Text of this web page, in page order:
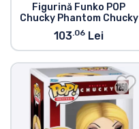
Figurină Funko POP
Chucky Phantom Chucky
103.06 Lei